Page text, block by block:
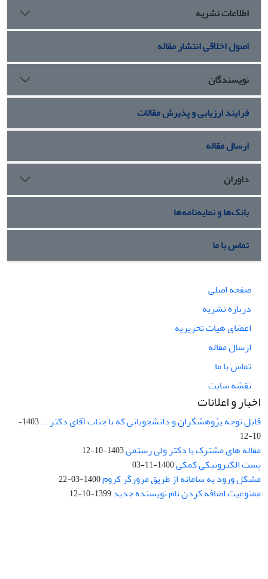
اطلاعات نشریه
اصول اخلاقی انتشار مقاله
نویسندگان
فرایند ارزیابی و پذیرش مقالات
ارسال مقاله
داوران
بانک‌ها و نمایه‌نامه‌ها
تماس با ما
صفحه اصلی
درباره نشریه
اعضای هیات تحریریه
ارسال مقاله
تماس با ما
نقشه سایت
اخبار و اعلانات
قابل توجه پژوهشگران و دانشجویانی که با جناب آقای دکتر ...
1403-
10-12
مقاله های مشترک با دکتر ولی رستمی1403-10-12
پست الکترونیکی کمکی1400-11-03
مشکل ورود به سامانه از طریق مرورگر کروم1400-03-22
ممنوعیت اضافه کردن نام نویسنده جدید1399-10-12